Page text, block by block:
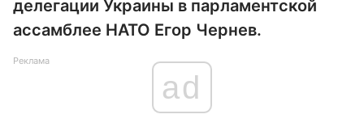
делегации Украины в парламентской
ассамблее НАТО Егор Чернев.
Реклама
ad